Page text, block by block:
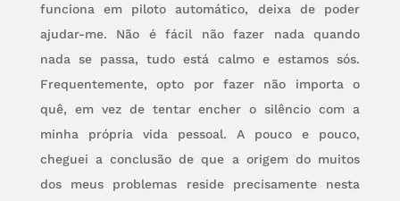
funciona em piloto automático, deixa de poder
ajudar-me. Não é fácil não fazer nada quando
nada se passa, tudo está calmo e estamos sós.
Frequentemente, opto por fazer não importa o
quê, em vez de tentar encher o silêncio com a
minha própria vida pessoal. A pouco e pouco,
cheguei a conclusão de que a origem do muitos
dos meus problemas reside precisamente nesta